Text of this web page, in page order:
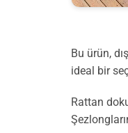
Bu ürün,
ideal bir
Rattan